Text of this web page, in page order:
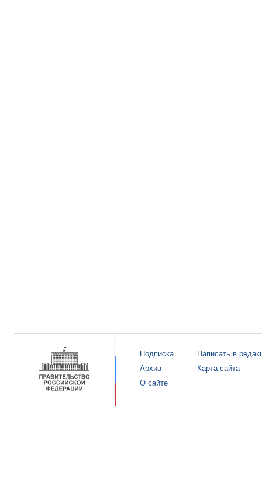
Подписка
Архив
О сайте
Написать в
Карта сайта